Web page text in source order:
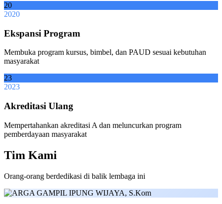
20
2020
Ekspansi Program
Membuka program kursus, bimbel, dan PAUD sesuai kebutuhan
masyarakat
23
2023
Akreditasi Ulang
Mempertahankan akreditasi A dan meluncurkan program
pemberdayaan masyarakat
Tim Kami
Orang-orang berdedikasi di balik lembaga ini